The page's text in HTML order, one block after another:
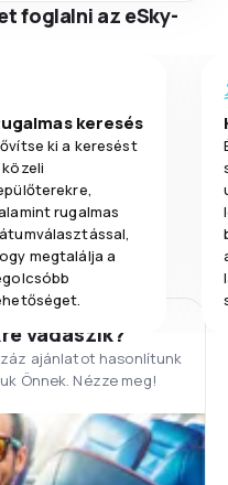
foglalni az eSky-
keresés
ki a keresést
rugalmas
megtalálja a
vadászik?
ajánlatot hasonlítunk
Önnek. Nézze meg!